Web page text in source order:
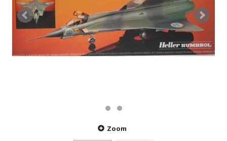
Zoom